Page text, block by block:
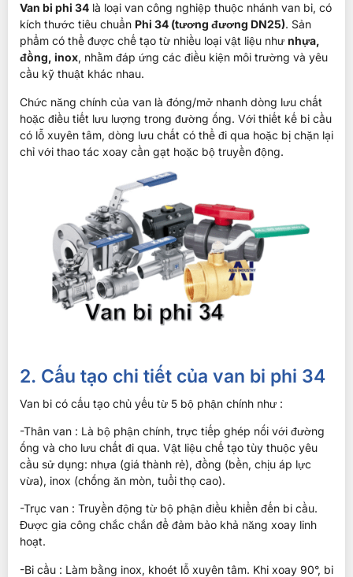
Van bi phi 34 là loại van công nghiệp thuộc nhánh van bi, có
kích thước tiêu chuẩn Phi 34 (tương đương DN25). Sản
phẩm có thể được chế tạo từ nhiều loại vật liệu như nhựa,
đồng, inox, nhằm đáp ứng các điều kiện môi trường và yêu
cầu kỹ thuật khác nhau.
Chức năng chính của van là đóng/mở nhanh dòng lưu chất
hoặc điều tiết lưu lượng trong đường ống. Với thiết kế bi cầu
có lỗ xuyên tâm, dòng lưu chất có thể đi qua hoặc bị chặn lại
chỉ với thao tác xoay cần gạt hoặc bộ truyền động.
2. Cấu tạo chi tiết của van bi phi 34
Van bi có cấu tạo chủ yếu từ 5 bộ phận chính như :
-Thân van : Là bộ phận chính, trực tiếp ghép nối với đường
ống và cho lưu chất đi qua. Vật liệu chế tạo tùy thuộc yêu
cầu sử dụng: nhựa (giá thành rẻ), đồng (bền, chịu áp lực
vừa), inox (chống ăn mòn, tuổi thọ cao).
-Trục van : Truyền động từ bộ phận điều khiển đến bi cầu.
Được gia công chắc chắn để đảm bảo khả năng xoay linh
hoạt.
-Bi cầu : Làm bằng inox, khoét lỗ xuyên tâm. Khi xoay 90°, bi